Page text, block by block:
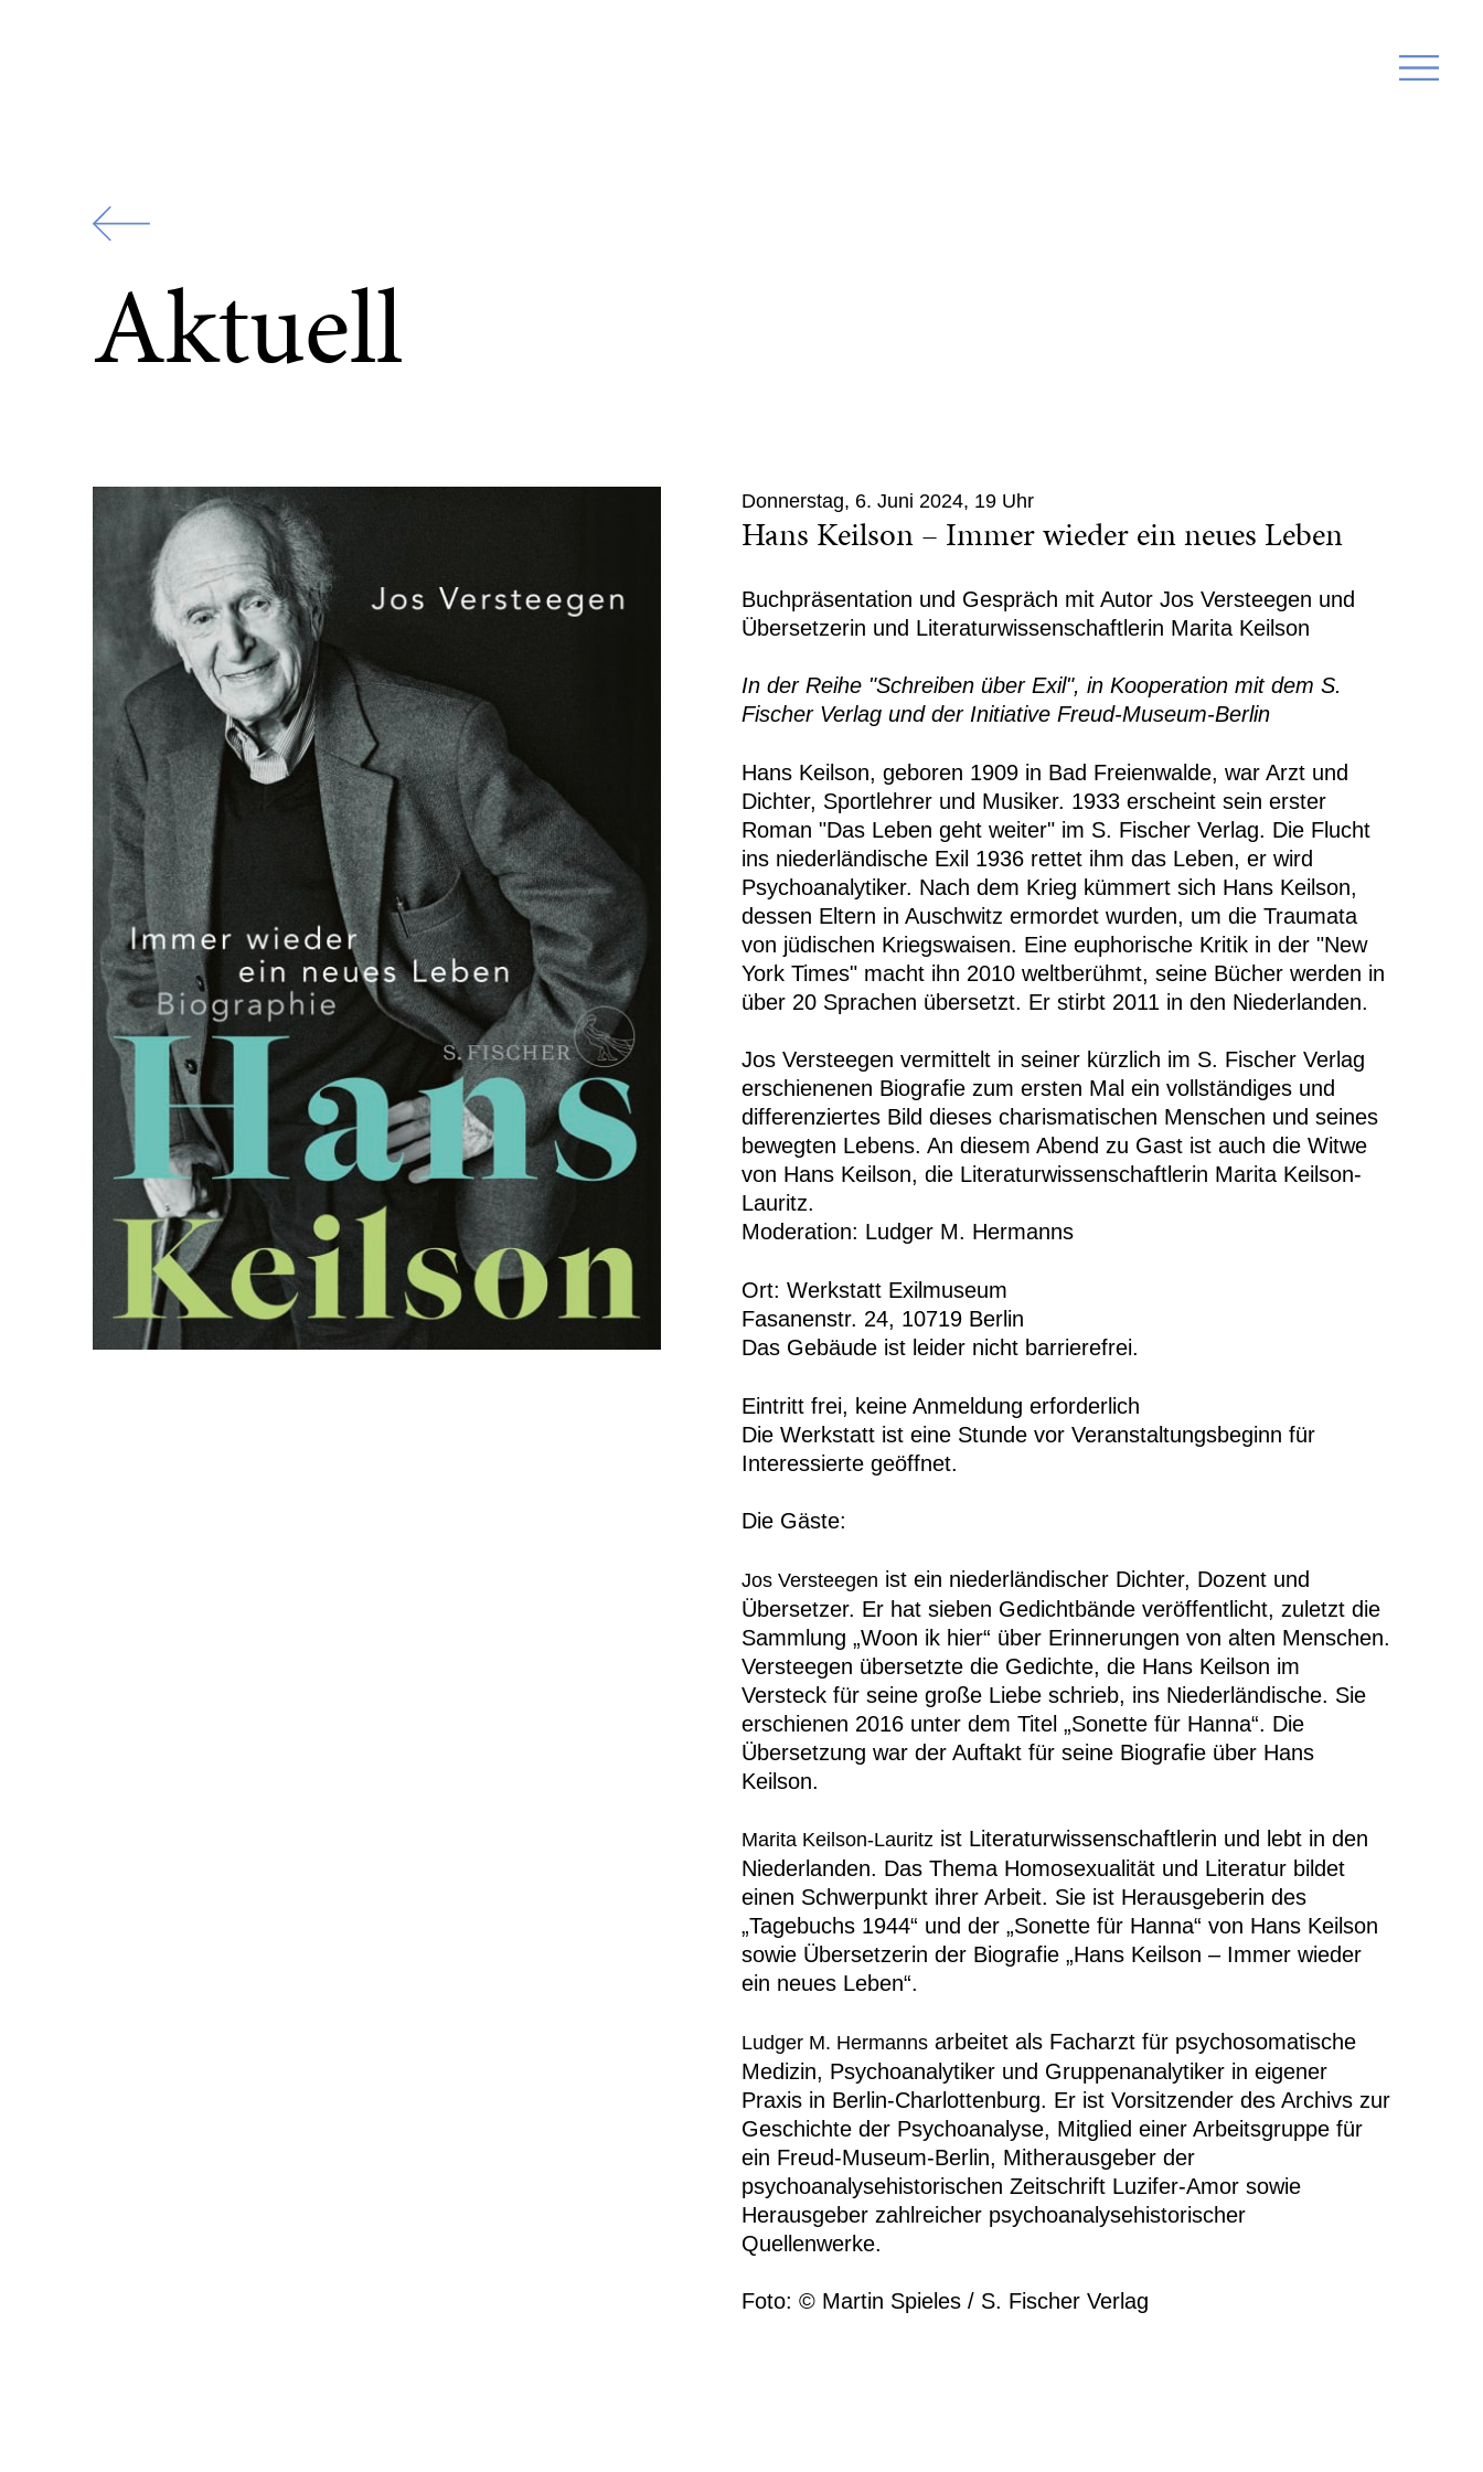
Aktuell
Donnerstag, 6. Juni 2024, 19 Uhr
Hans Keilson – Immer wieder ein neues Leben
Buchpräsentation und Gespräch mit Autor Jos Versteegen und
Übersetzerin und Literaturwissenschaftlerin Marita Keilson
In der Reihe "Schreiben über Exil", in Kooperation mit dem S.
Fischer Verlag und der Initiative Freud-Museum-Berlin
Hans Keilson, geboren 1909 in Bad Freienwalde, war Arzt und
Dichter, Sportlehrer und Musiker. 1933 erscheint sein erster
Roman "Das Leben geht weiter" im S. Fischer Verlag. Die Flucht
ins niederländische Exil 1936 rettet ihm das Leben, er wird
Psychoanalytiker. Nach dem Krieg kümmert sich Hans Keilson,
dessen Eltern in Auschwitz ermordet wurden, um die Traumata
von jüdischen Kriegswaisen. Eine euphorische Kritik in der "New
York Times" macht ihn 2010 weltberühmt, seine Bücher werden in
über 20 Sprachen übersetzt. Er stirbt 2011 in den Niederlanden.
Jos Versteegen vermittelt in seiner kürzlich im S. Fischer Verlag
erschienenen Biografie zum ersten Mal ein vollständiges und
differenziertes Bild dieses charismatischen Menschen und seines
bewegten Lebens. An diesem Abend zu Gast ist auch die Witwe
von Hans Keilson, die Literaturwissenschaftlerin Marita Keilson-
Lauritz.
Moderation: Ludger M. Hermanns
Ort: Werkstatt Exilmuseum
Fasanenstr. 24, 10719 Berlin
Das Gebäude ist leider nicht barrierefrei.
Eintritt frei, keine Anmeldung erforderlich
Die Werkstatt ist eine Stunde vor Veranstaltungsbeginn für
Interessierte geöffnet.
Die Gäste:
Jos Versteegen ist ein niederländischer Dichter, Dozent und
Übersetzer. Er hat sieben Gedichtbände veröffentlicht, zuletzt die
Sammlung „Woon ik hier“ über Erinnerungen von alten Menschen.
Versteegen übersetzte die Gedichte, die Hans Keilson im
Versteck für seine große Liebe schrieb, ins Niederländische. Sie
erschienen 2016 unter dem Titel „Sonette für Hanna“. Die
Übersetzung war der Auftakt für seine Biografie über Hans
Keilson.
Marita Keilson-Lauritz ist Literaturwissenschaftlerin und lebt in den
Niederlanden. Das Thema Homosexualität und Literatur bildet
einen Schwerpunkt ihrer Arbeit. Sie ist Herausgeberin des
„Tagebuchs 1944“ und der „Sonette für Hanna“ von Hans Keilson
sowie Übersetzerin der Biografie „Hans Keilson – Immer wieder
ein neues Leben“.
Ludger M. Hermanns arbeitet als Facharzt für psychosomatische
Medizin, Psychoanalytiker und Gruppenanalytiker in eigener
Praxis in Berlin-Charlottenburg. Er ist Vorsitzender des Archivs zur
Geschichte der Psychoanalyse, Mitglied einer Arbeitsgruppe für
ein Freud-Museum-Berlin, Mitherausgeber der
psychoanalysehistorischen Zeitschrift Luzifer-Amor sowie
Herausgeber zahlreicher psychoanalysehistorischer
Quellenwerke.
Foto: © Martin Spieles / S. Fischer Verlag